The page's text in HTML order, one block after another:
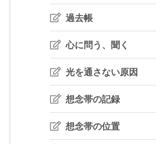
過去帳
心に問う、聞く
光を通さない原因
想念帯の記録
想念帯の位置